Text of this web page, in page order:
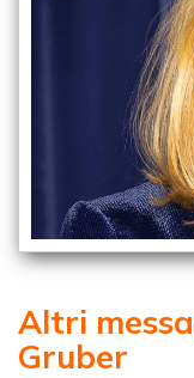
Altri
Gruber